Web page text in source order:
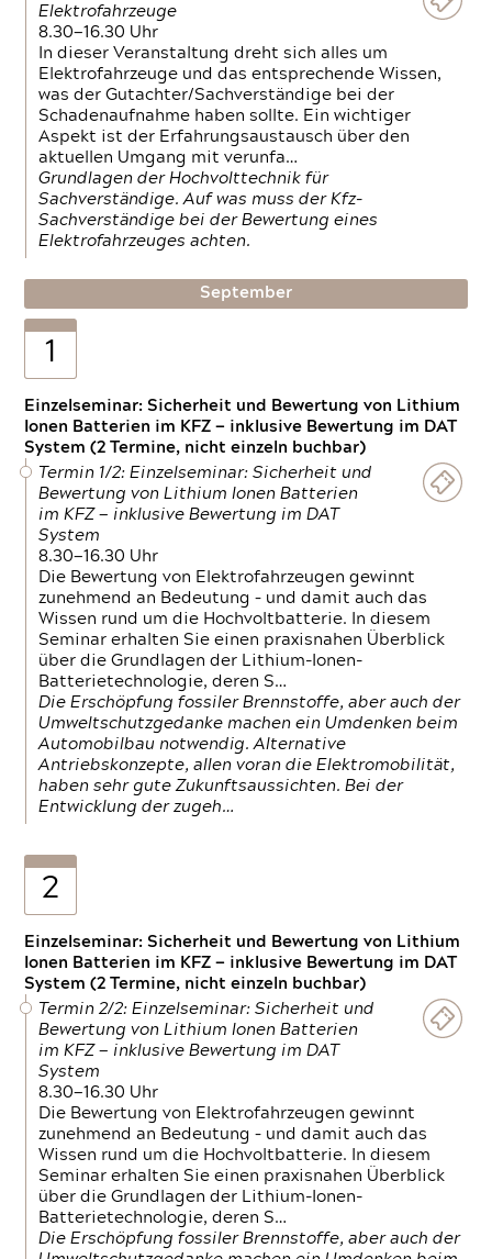
Elektrofahrzeuge
8.30—16.30 Uhr
In dieser Veranstaltung dreht sich alles um
Elektrofahrzeuge und das entsprechende Wissen,
was der Gutachter/Sachverständige bei der
Schadenaufnahme haben sollte. Ein wichtiger
Aspekt ist der Erfahrungsaustausch über den
aktuellen Umgang mit verunfa…
Grundlagen der Hochvolttechnik für
Sachverständige. Auf was muss der Kfz-
Sachverständige bei der Bewertung eines
Elektrofahrzeuges achten.
September
1
Einzelseminar: Sicherheit und Bewertung von Lithium
Ionen Batterien im KFZ — inklusive Bewertung im DAT
System (2 Termine, nicht einzeln buchbar)
Termin 1/2: Einzelseminar: Sicherheit und
Bewertung von Lithium Ionen Batterien
im KFZ — inklusive Bewertung im DAT
System
8.30—16.30 Uhr
Die Bewertung von Elektrofahrzeugen gewinnt
zunehmend an Bedeutung – und damit auch das
Wissen rund um die Hochvoltbatterie. In diesem
Seminar erhalten Sie einen praxisnahen Überblick
über die Grundlagen der Lithium-Ionen-
Batterietechnologie, deren S…
Die Erschöpfung fossiler Brennstoffe, aber auch der
Umweltschutzgedanke machen ein Umdenken beim
Automobilbau notwendig. Alternative
Antriebskonzepte, allen voran die Elektromobilität,
haben sehr gute Zukunftsaussichten. Bei der
Entwicklung der zugeh…
2
Einzelseminar: Sicherheit und Bewertung von Lithium
Ionen Batterien im KFZ — inklusive Bewertung im DAT
System (2 Termine, nicht einzeln buchbar)
Termin 2/2: Einzelseminar: Sicherheit und
Bewertung von Lithium Ionen Batterien
im KFZ — inklusive Bewertung im DAT
System
8.30—16.30 Uhr
Die Bewertung von Elektrofahrzeugen gewinnt
zunehmend an Bedeutung – und damit auch das
Wissen rund um die Hochvoltbatterie. In diesem
Seminar erhalten Sie einen praxisnahen Überblick
über die Grundlagen der Lithium-Ionen-
Batterietechnologie, deren S…
Die Erschöpfung fossiler Brennstoffe, aber auch der